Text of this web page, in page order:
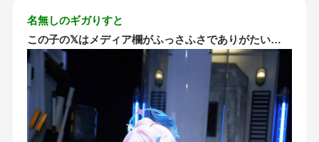
名無しのギガりすと
この子の𝕏はメディア欄がふっさふさでありがたい…